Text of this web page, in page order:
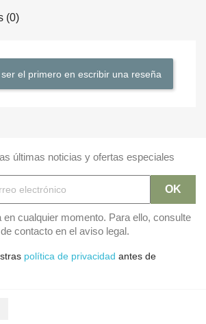
(0)
el primero en escribir una reseña
últimas noticias y ofertas especiales
en cualquier momento. Para ello, consulte
contacto en el aviso legal.
política de privacidad antes de